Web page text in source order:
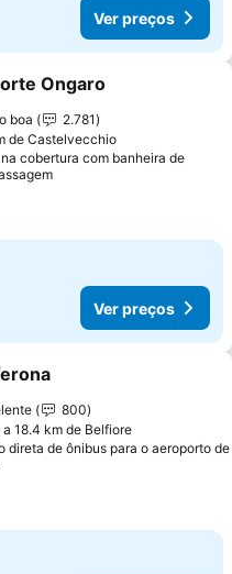
Ver preços
aos favoritos
Ongaro
boa
2.781
de Castelvecchio
cobertura com banheira de
Ver preços
aos favoritos
800
a 18.4 km de Belfiore
direta de ônibus para o aeroporto de